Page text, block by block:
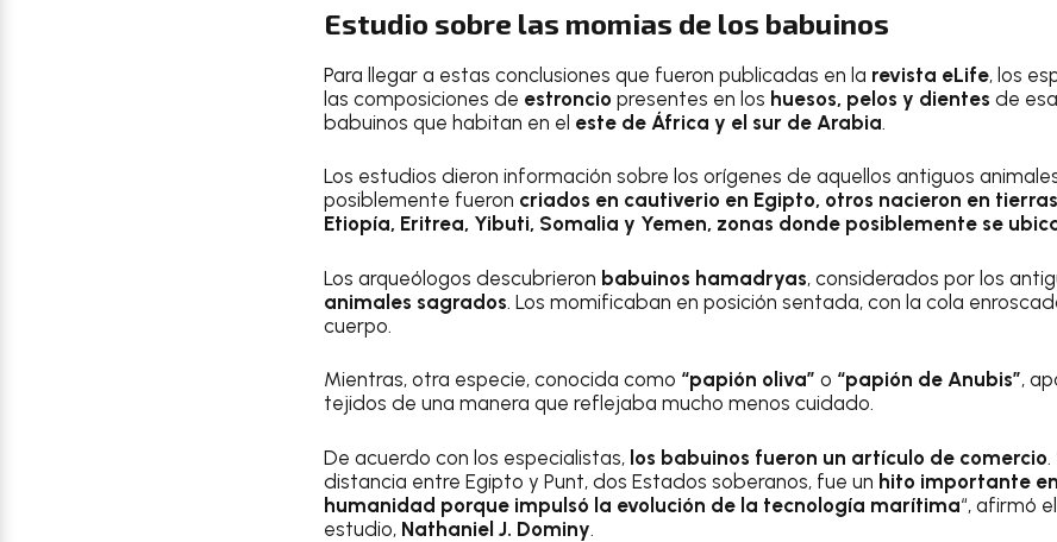
Estudio sobre las momias de los babuinos
Para llegar a estas conclusiones que fueron publicadas en la revista eLife, los
las composiciones de estroncio presentes en los huesos, pelos y dientes de
babuinos que habitan en el este de África y el sur de Arabia.
Los estudios dieron información sobre los orígenes de aquellos antiguos
posiblemente fueron criados en cautiverio en Egipto, otros nacieron en
Etiopía, Eritrea, Yibuti, Somalia y Yemen, zonas donde posiblemente se
Los arqueólogos descubrieron babuinos hamadryas, considerados por los
animales sagrados. Los momificaban en posición sentada, con la cola
cuerpo.
Mientras, otra especie, conocida como “papión oliva” o “papión de Anubis”,
tejidos de una manera que reflejaba mucho menos cuidado.
De acuerdo con los especialistas, los babuinos fueron un artículo de comercio.
distancia entre Egipto y Punt, dos Estados soberanos, fue un hito importante
humanidad porque impulsó la evolución de la tecnología marítima“, afirmó
estudio, Nathaniel J. Dominy.